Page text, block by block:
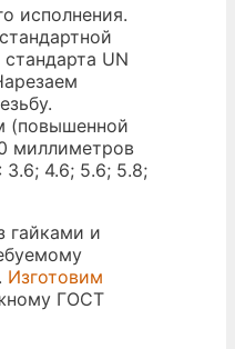
исполнения.
UN
(повышенной
миллиметров
3.6; 4.6; 5.6; 5.8;
гайками и
Изготовим
ГОСТ